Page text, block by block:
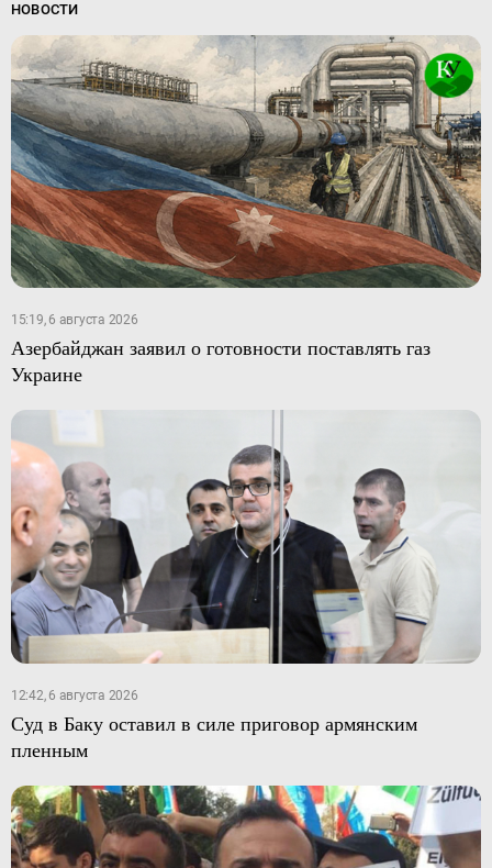
НОВОСТИ
15:19, 6 августа 2026
Азербайджан заявил о готовности поставлять газ
Украине
12:42, 6 августа 2026
Суд в Баку оставил в силе приговор армянским
пленным